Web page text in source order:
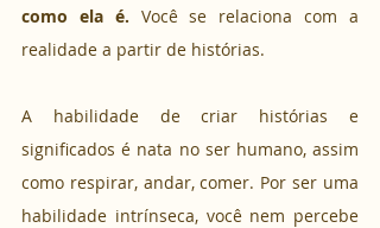
como ela é. Você se relaciona com a
realidade a partir de histórias.
A habilidade de criar histórias e
significados é nata no ser humano, assim
como respirar, andar, comer. Por ser uma
habilidade intrínseca, você nem percebe